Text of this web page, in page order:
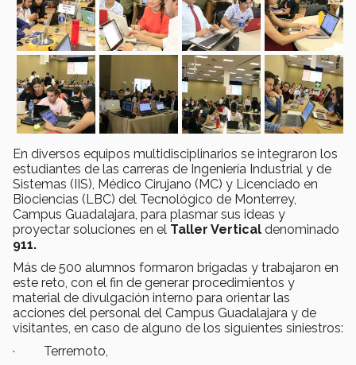
En diversos equipos multidisciplinarios se integraron los
estudiantes de las carreras de Ingeniería Industrial y de
Sistemas (IIS), Médico Cirujano (MC) y Licenciado en
Biociencias (LBC) del Tecnológico de Monterrey,
Campus Guadalajara, para plasmar sus ideas y
proyectar soluciones en el Taller Vertical denominado
911.
Más de 500 alumnos formaron brigadas y trabajaron en
este reto, con el fin de generar procedimientos y
material de divulgación interno para orientar las
acciones del personal del Campus Guadalajara y de
visitantes, en caso de alguno de los siguientes siniestros:
· Terremoto,